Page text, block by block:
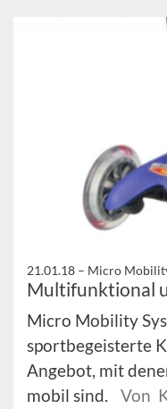
21.01.18 – Micro
Multifunktional
Micro Mobility
sportbegeisterte
Angebot, mit
mobil sind.
Von